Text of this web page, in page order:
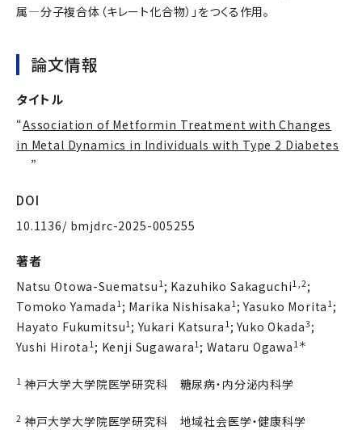
属―分子複合体（キレート化合物）」をつくる作用。
論文情報
タイトル
“Association of Metformin Treatment with Changes
in Metal Dynamics in Individuals with Type 2 Diabetes
”
DOI
10.1136/ bmjdrc-2025-005255
著者
Natsu Otowa-Suematsu 1 ; Kazuhiko Sakaguchi1,2 ;
Tomoko Yamada 1 ; Marika Nishisaka 1 ; Yasuko Morita 1 ;
Hayato Fukumitsu1 ; Yukari Katsura 1 ; Yuko Okada3 ;
Yushi Hirota 1 ; Kenji Sugawara1 ; Wataru Ogawa 1＊
1 神戸大学大学院医学研究科 糖尿病・内分泌内科学
2 神戸大学大学院医学研究科 地域社会医学・健康科学